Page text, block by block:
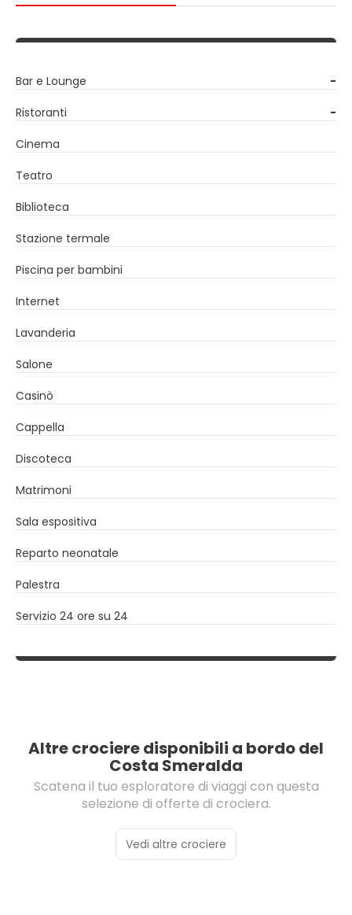
Bar e Lounge
-
Ristoranti
-
Cinema
Teatro
Biblioteca
Stazione termale
Piscina per bambini
Internet
Lavanderia
Salone
Casinò
Cappella
Discoteca
Matrimoni
Sala espositiva
Reparto neonatale
Palestra
Servizio 24 ore su 24
Altre crociere disponibili a bordo del
Costa Smeralda
Scatena il tuo esploratore di viaggi con questa
selezione di offerte di crociera.
Vedi altre crociere